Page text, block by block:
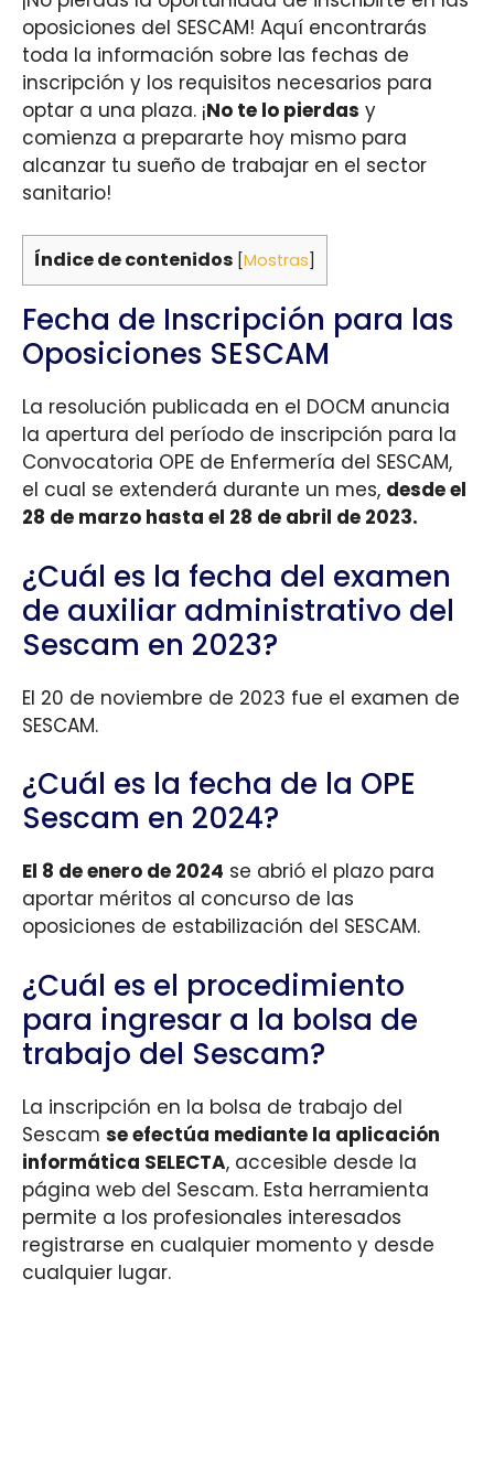
oposiciones del SESCAM! Aquí encontrarás
toda la información sobre las fechas de
inscripción y los requisitos necesarios para
optar a una plaza. ¡No te lo pierdas y
comienza a prepararte hoy mismo para
alcanzar tu sueño de trabajar en el sector
sanitario!
Índice de contenidos [Mostras]
Fecha de Inscripción para las
Oposiciones SESCAM
La resolución publicada en el DOCM anuncia
la apertura del período de inscripción para la
Convocatoria OPE de Enfermería del SESCAM,
el cual se extenderá durante un mes, desde el
28 de marzo hasta el 28 de abril de 2023.
¿Cuál es la fecha del examen
de auxiliar administrativo del
Sescam en 2023?
El 20 de noviembre de 2023 fue el examen de
SESCAM.
¿Cuál es la fecha de la OPE
Sescam en 2024?
El 8 de enero de 2024 se abrió el plazo para
aportar méritos al concurso de las
oposiciones de estabilización del SESCAM.
¿Cuál es el procedimiento
para ingresar a la bolsa de
trabajo del Sescam?
La inscripción en la bolsa de trabajo del
Sescam se efectúa mediante la aplicación
informática SELECTA, accesible desde la
página web del Sescam. Esta herramienta
permite a los profesionales interesados
registrarse en cualquier momento y desde
cualquier lugar.